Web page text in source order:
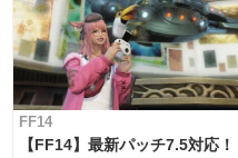
FF14
【FF14】最新パッチ7.5対応！